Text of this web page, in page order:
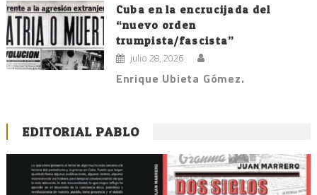
Cuba en la encrucijada del
“nuevo orden
trumpista/fascista”
julio 28, 2026
Enrique Ubieta Gómez.
EDITORIAL PABLO